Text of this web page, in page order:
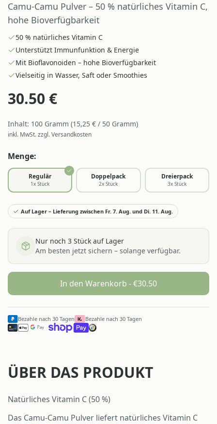
Camu-Camu Pulver – 50 % natürliches Vitamin C,
hohe Bioverfügbarkeit
50 % natürliches Vitamin C
Unterstützt Immunfunktion & Energie
Mit Bioflavonoiden – hohe Bioverfügbarkeit
Vielseitig in Wasser, Saft oder Smoothies
30.50 €
Inhalt: 100 Gramm (15,25 € / 50 Gramm)
inkl. MwSt. zzgl. Versandkosten
Menge:
Regulär
1x Stück
Doppelpack
2x Stück
Dreierpack
3x Stück
Auf Lager – Lieferung zwischen Fr. 7. Aug. und Di. 11. Aug.
Nur noch 3 Stück auf Lager
Am besten jetzt sichern – solange verfügbar.
In den Warenkorb - €30.50
Bezahle nach 30 Tagen Bezahle nach 30 Tagen
ÜBER DAS PRODUKT
Natürliches Vitamin C (50 %)
Das Camu-Camu Pulver liefert natürliches Vitamin C